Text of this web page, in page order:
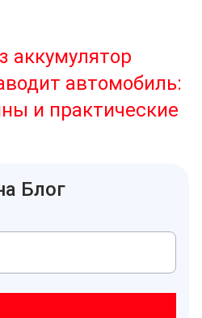
аккумулятор
автомобиль:
и практические
Блог